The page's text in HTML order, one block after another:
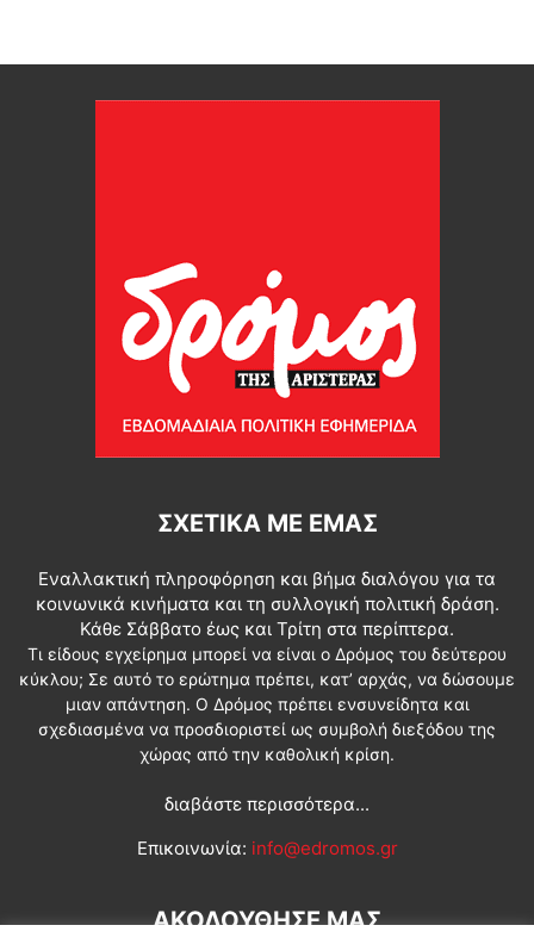
ΣΧΕΤΙΚΆ ΜΕ ΕΜΆΣ
Εναλλακτική πληροφόρηση και βήμα διαλόγου για τα
κοινωνικά κινήματα και τη συλλογική πολιτική δράση.
Κάθε Σάββατο έως και Τρίτη στα περίπτερα.
Τι είδους εγχείρημα μπορεί να είναι ο Δρόμος του δεύτερου
κύκλου; Σε αυτό το ερώτημα πρέπει, κατ’ αρχάς, να δώσουμε
μιαν απάντηση. Ο Δρόμος πρέπει ενσυνείδητα και
σχεδιασμένα να προσδιοριστεί ως συμβολή διεξόδου της
χώρας από την καθολική κρίση.
διαβάστε περισσότερα...
Επικοινωνία: info@edromos.gr
ΑΚΟΛΟΥΘΗΣΕ ΜΑΣ